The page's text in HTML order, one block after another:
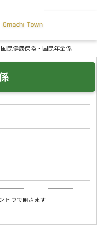
国民健康保険・国民年金係
ドウで開きます